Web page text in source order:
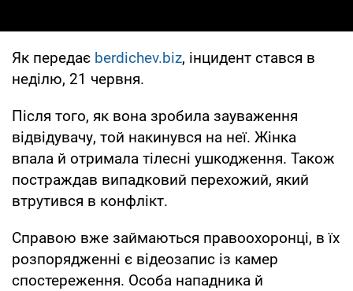
Як передає berdichev.biz, інцидент стався в
неділю, 21 червня.
Після того, як вона зробила зауваження
відвідувачу, той накинувся на неї. Жінка
впала й отримала тілесні ушкодження. Також
постраждав випадковий перехожий, який
втрутився в конфлікт.
Справою вже займаються правоохоронці, в їх
розпорядженні є відеозапис із камер
спостереження. Особа нападника й